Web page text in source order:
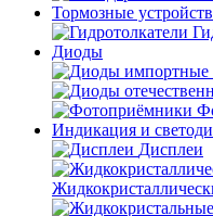
Тормозные
Диоды
Индикация и
Дисплеи